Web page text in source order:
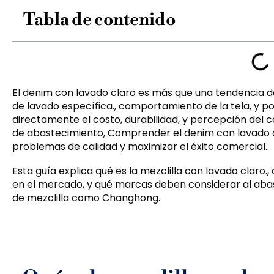
Tabla de contenido
El denim con lavado claro es más que una
de lavado específica., comportamiento de la tela, y
directamente el costo, durabilidad, y percepción del
de abastecimiento, Comprender el denim con
problemas de calidad y maximizar el éxito comercial..
Esta guía explica qué es la mezclilla con lavado
en el mercado, y qué marcas deben considerar al
de mezclilla como Changhong.